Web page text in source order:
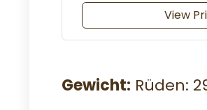
View
Gewicht: Rüden: